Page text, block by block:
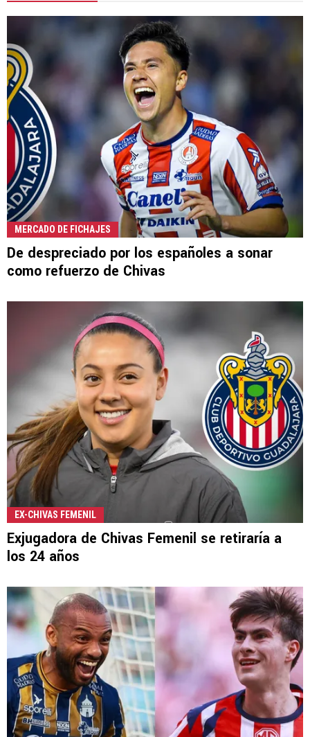
MERCADO DE FICHAJES
De despreciado por los españoles a sonar
como refuerzo de Chivas
EX-CHIVAS FEMENIL
Exjugadora de Chivas Femenil se retiraría a
los 24 años